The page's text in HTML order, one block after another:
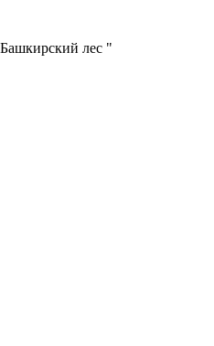
лес "